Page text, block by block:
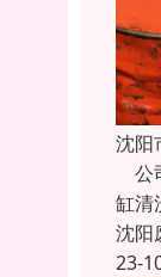
沈阳
公
缸清
沈阳
23-